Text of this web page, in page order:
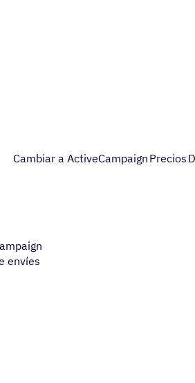
Cambiar a ActiveCampaign Precios
envíes